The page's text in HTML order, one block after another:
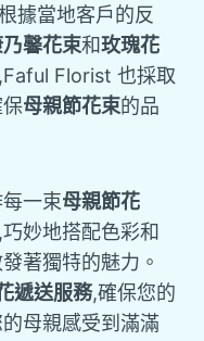
據當地客戶的反
乃馨花束和玫瑰花
Florist 也採取
母親節花束的品
一束母親節花
妙地搭配色彩和
著獨特的魅力。
遞送服務,確保您的
母親感受到滿滿